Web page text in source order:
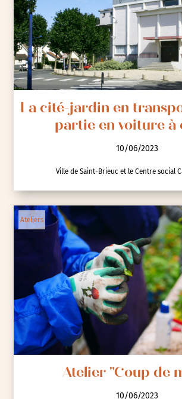
La cité-jardin en
partie en voiture à
10/06/2023
Ville de Saint-Brieuc et le Centre social
Ateliers
Atelier "Coup de
10/06/2023